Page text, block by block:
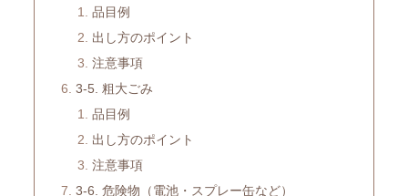
品目例
出し方のポイント
注意事項
3-5. 粗大ごみ
品目例
出し方のポイント
注意事項
3-6. 危険物（電池・スプレー缶など）